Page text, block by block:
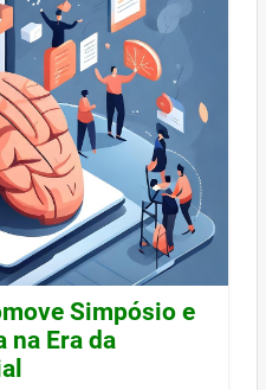
Simpósio e
na Era da